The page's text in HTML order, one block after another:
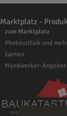
Marktplatz -
zum Marktplatz
Photovoltaik und
Garten
Handwerker-